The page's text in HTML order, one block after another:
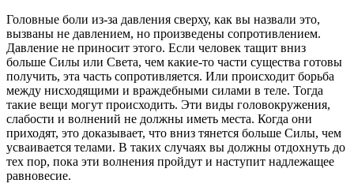
Головные боли из-за давления сверху, как вы назвали это,
вызваны не давлением, но произведены сопротивлением.
Давление не приносит этого. Если человек тащит вниз
больше Силы или Света, чем какие-то части существа готовы
получить, эта часть сопротивляется. Или происходит борьба
между нисходящими и враждебными силами в теле. Тогда
такие вещи могут происходить. Эти виды головокружения,
слабости и волнений не должны иметь места. Когда они
приходят, это доказывает, что вниз тянется больше Силы, чем
усваивается телами. В таких случаях вы должны отдохнуть до
тех пор, пока эти волнения пройдут и наступит надлежащее
равновесие.